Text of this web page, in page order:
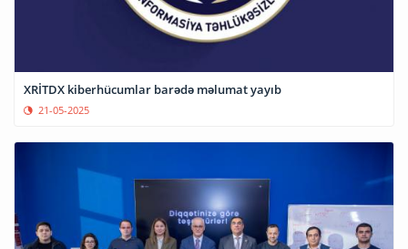
XRİTDX kiberhücumlar barədə məlumat yayıb
21-05-2025